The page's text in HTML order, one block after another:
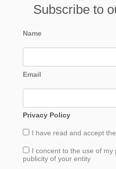
Subscribe to
Name
Email
Privacy Policy
I have read and accept the
I concent to the use of
publicity of your entity